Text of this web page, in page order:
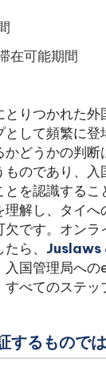
在可能期間
りつかれた外
して頻繁に登
どうかの判断
ものであり、入
とを認識する
解し、タイへ
です。オンラ
ら、 Juslaws
入国管理局へ
べてのステッ
するもので